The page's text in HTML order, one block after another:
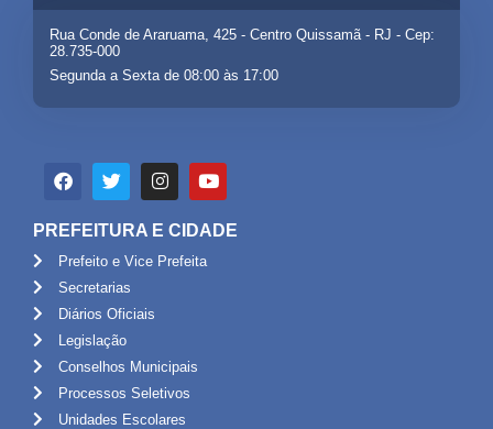
Rua Conde de Araruama, 425 - Centro Quissamã - RJ - Cep:
28.735-000
Segunda a Sexta de 08:00 às 17:00
PREFEITURA E CIDADE
Prefeito e Vice Prefeita
Secretarias
Diários Oficiais
Legislação
Conselhos Municipais
Processos Seletivos
Unidades Escolares